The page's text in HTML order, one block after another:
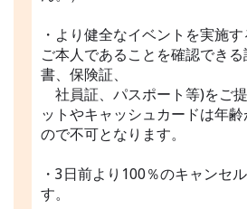
・より健全なイベントを実施
ご本人であることを確認でき
書、保険証、
社員証、パスポート等)をご
ットやキャッシュカードは年
ので不可となります。
・3日前より100％のキャンセ
す。